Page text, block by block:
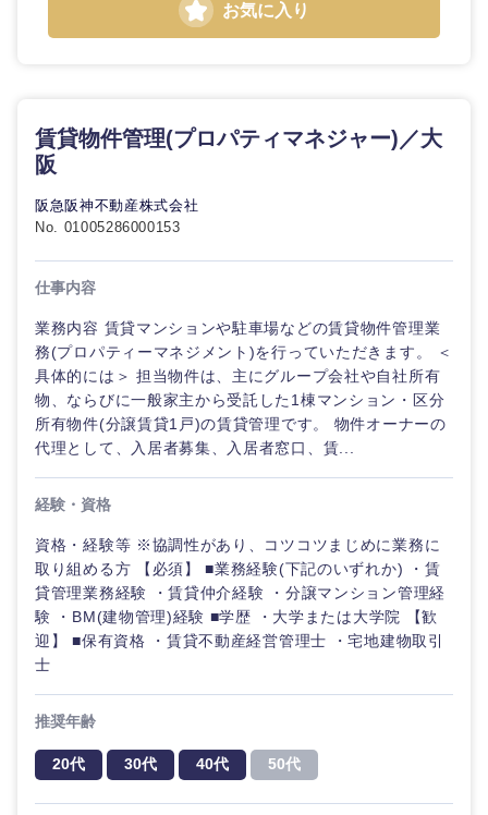
中国・四国地方
お気に入り
賃貸物件管理(プロパティマネジャー)／大
阪
阪急阪神不動産株式会社
No. 01005286000153
仕事内容
業務内容 賃貸マンションや駐車場などの賃貸物件管理業
務(プロパティーマネジメント)を行っていただきます。 ＜
具体的には＞ 担当物件は、主にグループ会社や自社所有
物、ならびに一般家主から受託した1棟マンション・区分
所有物件(分譲賃貸1戸)の賃貸管理です。 物件オーナーの
代理として、入居者募集、入居者窓口、賃...
経験・資格
資格・経験等 ※協調性があり、コツコツまじめに業務に
取り組める方 【必須】 ■業務経験(下記のいずれか) ・賃
貸管理業務経験 ・賃貸仲介経験 ・分譲マンション管理経
験 ・BM(建物管理)経験 ■学歴 ・大学または大学院 【歓
迎】 ■保有資格 ・賃貸不動産経営管理士 ・宅地建物取引
士
推奨年齢
20代 30代 40代 50代